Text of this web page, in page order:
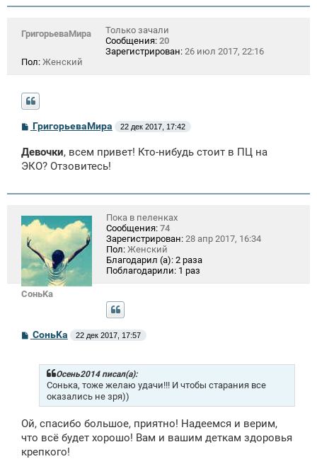
ГригорьеваМира
Только зачали
Сообщения: 20
Зарегистрирован: 26 июл 2017, 22:16
Пол: Женский
С
б
щ
и
ГригорьеваМира 22 дек 2017, 17:42
Девочки, всем привет! Кто-нибудь стоит в ПЦ на
ЭКО? Отзовитесь!
СоньKa
Пока в пеленках
Сообщения: 74
Зарегистрирован: 28 апр 2017, 16:34
Пол: Женский
Благодарил (а): 2 раза
Поблагодарили: 1 раз
ССоньKa 22 дек 2017, 17:57
Осень2014 писал(а):
Сонька, тоже желаю удачи!!! И чтобы старания все
оказались не зря))
Ой, спасибо большое, приятно! Надеемся и верим,
что всё будет хорошо! Вам и вашим деткам здоровья
крепкого!